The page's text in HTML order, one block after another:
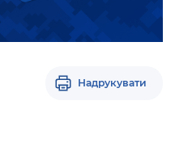
Надрукувати